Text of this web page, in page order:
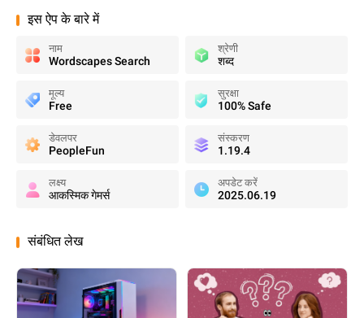
इस ऐप के बारे में
नाम
Wordscapes Search
श्रेणी
शब्द
मूल्य
Free
सुरक्षा
100% Safe
डेवलपर
PeopleFun
संस्करण
1.19.4
लक्ष्य
आकस्मिक गेमर्स
अपडेट करें
2025.06.19
संबंधित लेख